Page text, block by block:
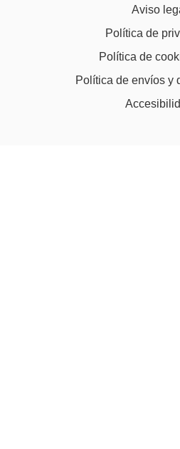
Aviso
Política de
Política de
Política de envíos y